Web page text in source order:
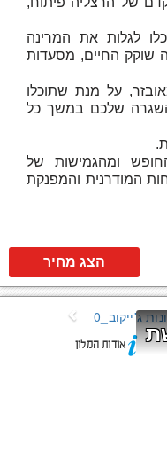
לגלות את המרינה
שוקק החיים, מסעדות
על מנת שתוכלו
שלכם במשך כל
ומהגמישות של
המודרנית והמפנקת
הצג מחיר
ריזורט חדרה מרשת
אודות המלון